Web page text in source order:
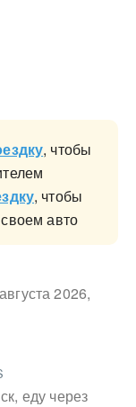
, чтобы
, чтобы
авто
2026,
еду через